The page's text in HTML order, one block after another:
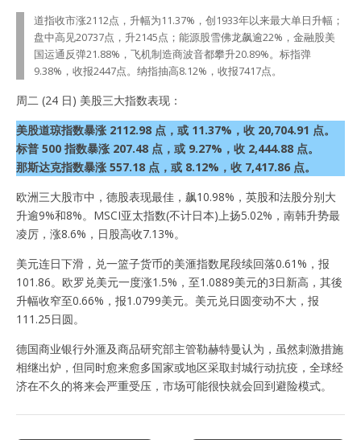
道指收市涨2112点，升幅为11.37%，创1933年以来最大单日升幅；
盘中高见20737点，升2145点；能源股雪佛龙飙逾22%，金融股美
国运通反弹21.88%，飞机制造商波音都攀升20.89%。标指弹
9.38%，收报2447点。纳指抽高8.12%，收报7417点。
周二 (24 日) 美股三大指数表现：
美股道琼指数暴涨 2112.98 点，或 11.37%，收 20,704.91 点。
标普 500 指数暴涨 207.48 点，或 9.27%，收 2,444.88 点。
那斯达克指数暴涨 557.18 点，或 8.12%，收 7,417.86 点。
欧洲三大股市中，德股表现最佳，飙10.98%，英股和法股分别大
升逾9%和8%。MSCI亚太指数(不计日本)上扬5.02%，南韩升势最
凌厉，涨8.6%，日股高收7.13%。
美元连日下滑，兑一篮子货币的美滙指数尾段续回落0.61%，报
101.86。欧罗兑美元一度涨1.5%，至1.0889美元的3日新高，其後
升幅收窄至0.66%，报1.0799美元。美元兑日圆变动不大，报
111.25日圆。
德国商业银行外滙及商品研究部主管勒赫特曼认为，虽然刺激措施
相继出炉，但同时愈来愈多国家或地区采取封城行动抗疫，全球经
济在不久的将来会严重受压，市场可能很快就会回到避险模式。